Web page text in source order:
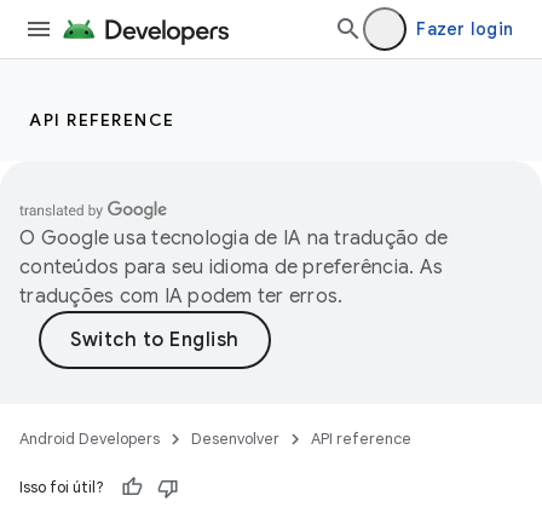
Fazer login
API REFERENCE
O Google usa tecnologia de IA na tradução de
conteúdos para seu idioma de preferência. As
traduções com IA podem ter erros.
Android Developers Desenvolver API reference
Isso foi útil?